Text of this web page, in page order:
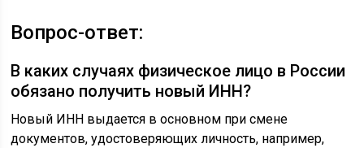
Вопрос-ответ:
В каких случаях физическое лицо в России
обязано получить новый ИНН?
Новый ИНН выдается в основном при смене
документов, удостоверяющих личность, например,